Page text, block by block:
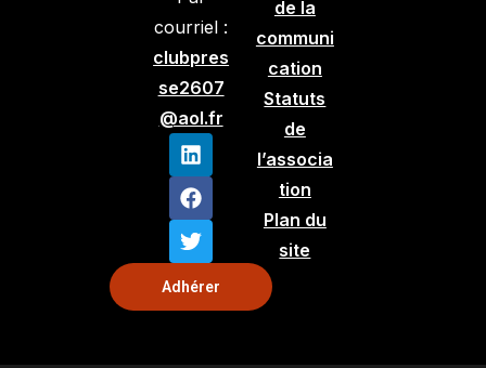
courriel :
clubpres
se2607
@aol.fr
Adhérer
de la
communi
cation
Statuts
de
l’associa
tion
Plan du
site